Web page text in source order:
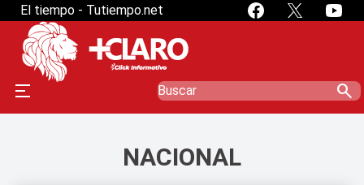
El tiempo - Tutiempo.net
search
NACIONAL